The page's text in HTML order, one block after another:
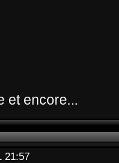
et encore...
21:57